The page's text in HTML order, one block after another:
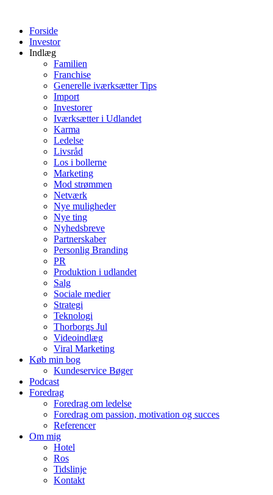
indholdForside
Investor
Indlæg
Familien
Franchise
Generelle iværksætter Tips
Import
Investorer
Iværksætter i Udlandet
Karma
Ledelse
Livsråd
Los i bollerne
Marketing
Mod strømmen
Netværk
Nye muligheder
Nye ting
Nyhedsbreve
Partnerskaber
Personlig Branding
PR
Produktion i udlandet
Salg
Sociale medier
Strategi
Teknologi
Thorborgs Jul
Videoindlæg
Viral Marketing
Køb min bog
Kundeservice Bøger
Podcast
Foredrag
Foredrag om ledelse
Foredrag om passion, motivation og succes
Referencer
Om mig
Hotel
Ros
Tidslinje
Kontakt